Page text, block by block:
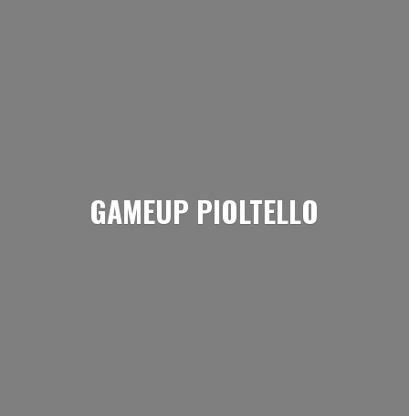
GAMEUP PIOLTELLO